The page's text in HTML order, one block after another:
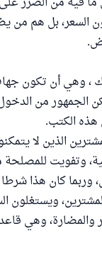
السعر، بل هم من
، وهي أن تكون
الجمهور من
هذه الكتب.
الذين لا
وتفويت
وربما كان هذا
ويستغلون
والمضارة، وهي